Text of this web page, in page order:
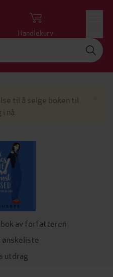
Handlekurv
til å selge boken til
nå.
bok av forfatteren
ønskeliste
utdrag